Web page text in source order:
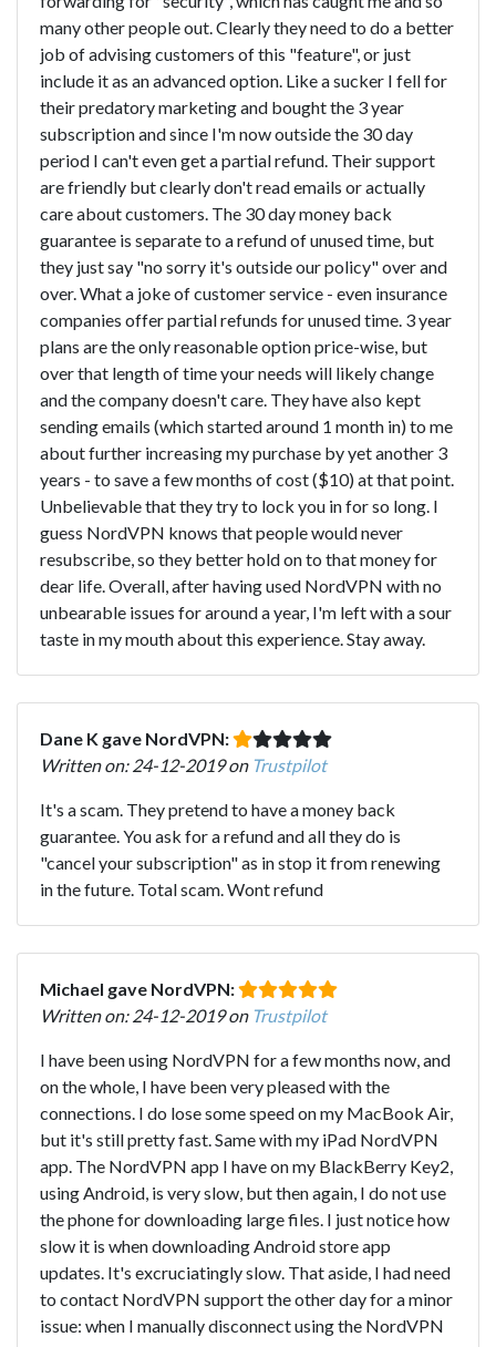
many other people out. Clearly they need to do a better
job of advising customers of this "feature", or just
include it as an advanced option. Like a sucker I fell for
their predatory marketing and bought the 3 year
subscription and since I'm now outside the 30 day
period I can't even get a partial refund. Their support
are friendly but clearly don't read emails or actually
care about customers. The 30 day money back
guarantee is separate to a refund of unused time, but
they just say "no sorry it's outside our policy" over and
over. What a joke of customer service - even insurance
companies offer partial refunds for unused time. 3 year
plans are the only reasonable option price-wise, but
over that length of time your needs will likely change
and the company doesn't care. They have also kept
sending emails (which started around 1 month in) to me
about further increasing my purchase by yet another 3
years - to save a few months of cost ($10) at that point.
Unbelievable that they try to lock you in for so long. I
guess NordVPN knows that people would never
resubscribe, so they better hold on to that money for
dear life. Overall, after having used NordVPN with no
unbearable issues for around a year, I'm left with a sour
taste in my mouth about this experience. Stay away.
Dane K gave NordVPN:
Written on: 24-12-2019 on Trustpilot
It's a scam. They pretend to have a money back
guarantee. You ask for a refund and all they do is
"cancel your subscription" as in stop it from renewing
in the future. Total scam. Wont refund
Michael gave NordVPN:
Written on: 24-12-2019 on Trustpilot
I have been using NordVPN for a few months now, and
on the whole, I have been very pleased with the
connections. I do lose some speed on my MacBook Air,
but it's still pretty fast. Same with my iPad NordVPN
app. The NordVPN app I have on my BlackBerry Key2,
using Android, is very slow, but then again, I do not use
the phone for downloading large files. I just notice how
slow it is when downloading Android store app
updates. It's excruciatingly slow. That aside, I had need
to contact NordVPN support the other day for a minor
issue: when I manually disconnect using the NordVPN